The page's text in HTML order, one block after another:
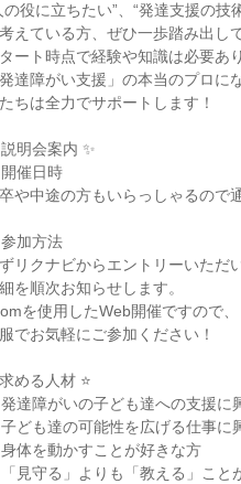
の役に立ちたい”、“発達支援の技
えている方、ぜひ一歩踏み出し
ート時点で経験や知識は必要あ
発達障がい支援」の本当のプロに
ちは全力でサポートします！
明会案内 ✨
催日時
や中途の方もいらっしゃるので
加方法
リクナビからエントリーいただ
を順次お知らせします。
を使用したWeb開催ですので、
でお気軽にご参加ください！
める人材 ⭐
発達障がいの子ども達への支援に
子ども達の可能性を広げる仕事に
身体を動かすことが好きな方
「見守る」よりも「教える」こと